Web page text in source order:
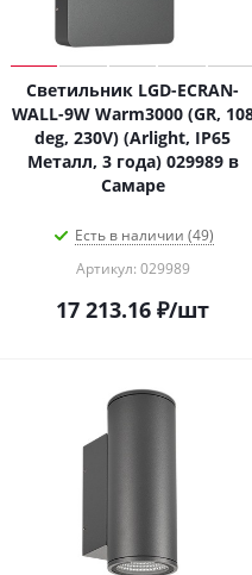
Светильник LGD-ECRAN-
WALL-9W Warm3000 (GR,
deg, 230V) (Arlight, IP65
Металл, 3 года) 029989 в
Самаре
Есть в наличии (49)
Артикул: 029989
17 213.16 ₽/шт